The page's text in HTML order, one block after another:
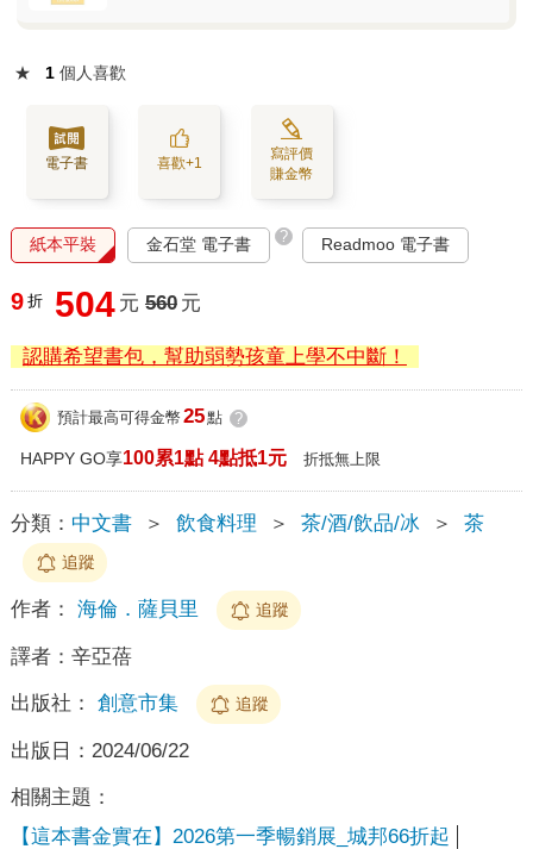
★ 1 個人喜歡
電子書 喜歡+1
寫評價
賺金幣
紙本平裝 金石堂 電子書 ? Readmoo 電子書
9 折 504 元 560 元
認購希望書包，幫助弱勢孩童上學不中斷！
預計最高可得金幣 25點 ?
HAPPY GO享100累1點 4點抵1元 折抵無上限
分類： 中文書 ＞ 飲食料理 ＞ 茶/酒/飲品/冰 ＞ 茶
追蹤
作者： 海倫．薩貝里 追蹤
譯者： 辛亞蓓
出版社： 創意市集 追蹤
出版日： 2024/06/22
相關主題：
【這本書金實在】2026第一季暢銷展_城邦66折起